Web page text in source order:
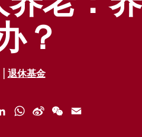
？
退休基金
LinkedInWhatsApp
Sina
WeChat